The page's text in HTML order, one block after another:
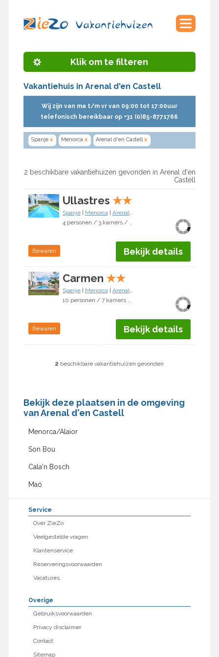
Klik om te filteren
Vakantiehuis in Arenal d'en Castell
Wij zijn van ma t/m vr van 09:00 tot 17:00uur
telefonisch bereikbaar op +31 (0)85-8771766
Spanje x Menorca x Arenal d'en Castell x
2 beschikbare vakantiehuizen gevonden in Arenal d'en
Castell
Ullastres ★★
Spanje| Menorca| Arenal d'en Castell
4 personen / 3 kamers / 2 slaapkamers
Bewaren Bekijk details
Carmen ★★
Spanje| Menorca| Arenal d'en Castell
10 personen / 7 kamers / 6 slaapkamers
Bewaren Bekijk details
2 beschikbare vakantiehuizen gevonden
Bekijk deze plaatsen in de omgeving
van Arenal d'en Castell
Menorca/Alaior
Son Bou
Cala'n Bosch
Maó
Service
Over ZieZo
Veelgestelde vragen
Klantenservice
Reserveringsvoorwaarden
Vacatures
Overige
Gebruiksvoorwaarden
Privacy disclaimer
Contact
Sitemap